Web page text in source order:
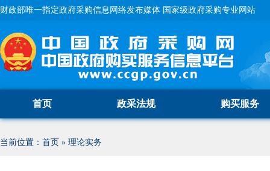
财政部唯一指定政府采购信息网络发布媒体 国家级政府采购专业网站
首页 政采法规 购买服务
当前位置： 首页 » 理论实务